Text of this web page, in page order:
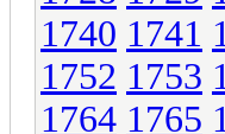
1740 1741
1752 1753
1764 1765